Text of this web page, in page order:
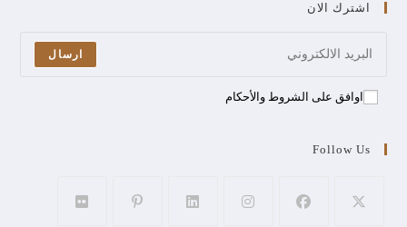
اشترك الان
ارسال
اوافق على الشروط والأحكام
Follow Us